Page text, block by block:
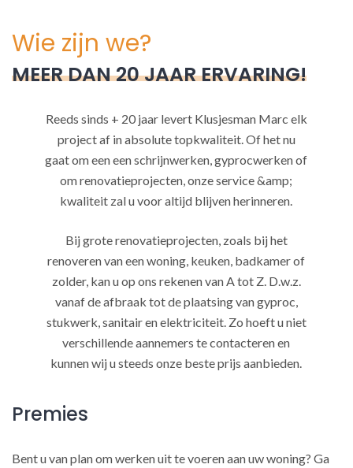
Wie zijn we?
MEER DAN 20 JAAR ERVARING!
Reeds sinds + 20 jaar levert Klusjesman Marc elk
project af in absolute topkwaliteit. Of het nu
gaat om een een schrijnwerken, gyprocwerken of
om renovatieprojecten, onze service &amp;
kwaliteit zal u voor altijd blijven herinneren.
Bij grote renovatieprojecten, zoals bij het
renoveren van een woning, keuken, badkamer of
zolder, kan u op ons rekenen van A tot Z. D.w.z.
vanaf de afbraak tot de plaatsing van gyproc,
stukwerk, sanitair en elektriciteit. Zo hoeft u niet
verschillende aannemers te contacteren en
kunnen wij u steeds onze beste prijs aanbieden.
Premies
Bent u van plan om werken uit te voeren aan uw woning? Ga